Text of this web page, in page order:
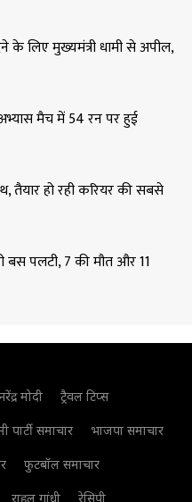
के लिए मुख्यमंत्री धामी से अपील,
मैच में 54 रन पर हुई
तैयार हो रही करियर की सबसे
बस पलटी, 7 की मौत और 11
मोदी
ट्रैवल टिप्स
समाचार
भाजपा समाचार
फुटबॉल समाचार
राहुल गांधी रेसिपी